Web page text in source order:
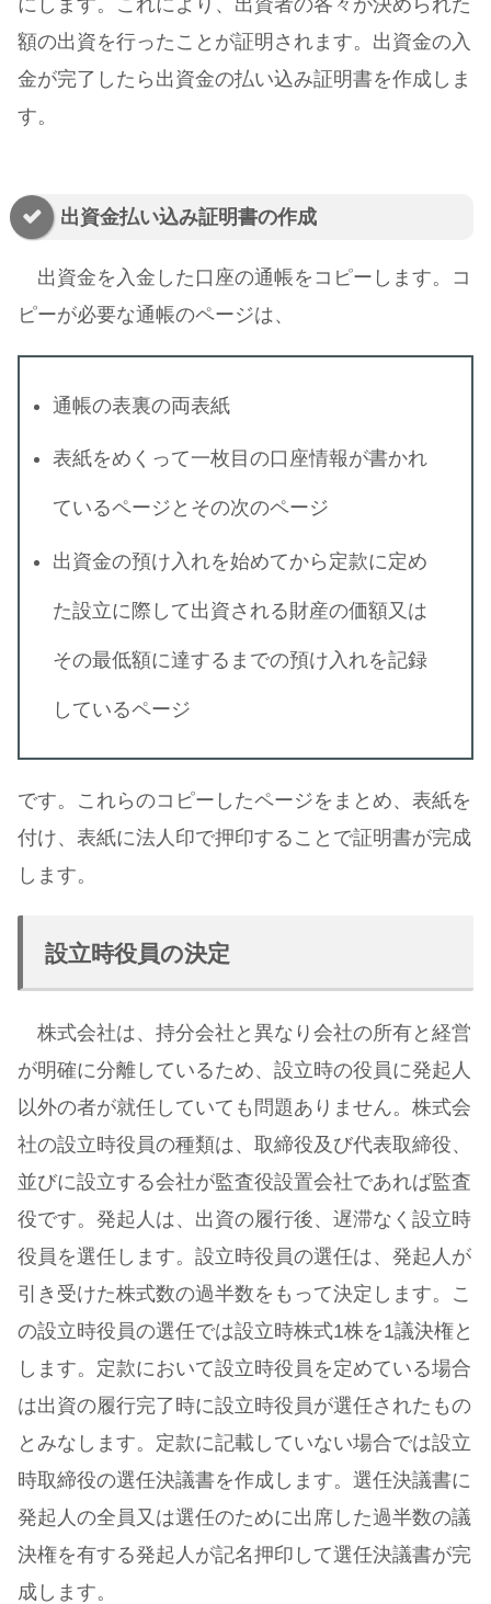
額の出資を行ったことが証明されます。出資金の入
金が完了したら出資金の払い込み証明書を作成しま
す。
出資金払い込み証明書の作成
出資金を入金した口座の通帳をコピーします。コ
ピーが必要な通帳のページは、
通帳の表裏の両表紙
表紙をめくって一枚目の口座情報が書かれ
ているページとその次のページ
出資金の預け入れを始めてから定款に定め
た設立に際して出資される財産の価額又は
その最低額に達するまでの預け入れを記録
しているページ
です。これらのコピーしたページをまとめ、表紙を
付け、表紙に法人印で押印することで証明書が完成
します。
設立時役員の決定
株式会社は、持分会社と異なり会社の所有と経営
が明確に分離しているため、設立時の役員に発起人
以外の者が就任していても問題ありません。株式会
社の設立時役員の種類は、取締役及び代表取締役、
並びに設立する会社が監査役設置会社であれば監査
役です。発起人は、出資の履行後、遅滞なく設立時
役員を選任します。設立時役員の選任は、発起人が
引き受けた株式数の過半数をもって決定します。こ
の設立時役員の選任では設立時株式1株を1議決権と
します。定款において設立時役員を定めている場合
は出資の履行完了時に設立時役員が選任されたもの
とみなします。定款に記載していない場合では設立
時取締役の選任決議書を作成します。選任決議書に
発起人の全員又は選任のために出席した過半数の議
決権を有する発起人が記名押印して選任決議書が完
成します。